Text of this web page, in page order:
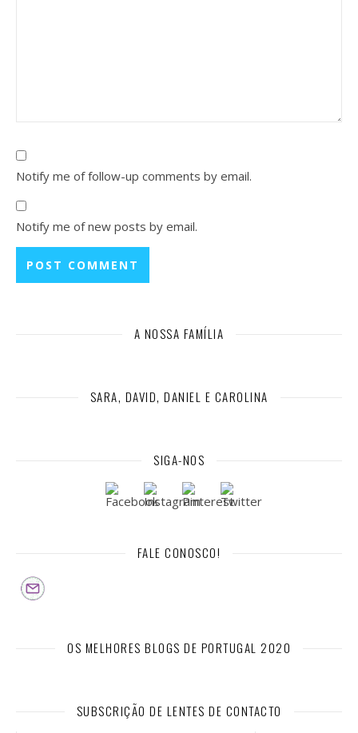
Notify me of follow-up comments by email.
Notify me of new posts by email.
A NOSSA FAMÍLIA
SARA, DAVID, DANIEL E CAROLINA
SIGA-NOS
FALE CONOSCO!
OS MELHORES BLOGS DE PORTUGAL 2020
SUBSCRIÇÃO DE LENTES DE CONTACTO